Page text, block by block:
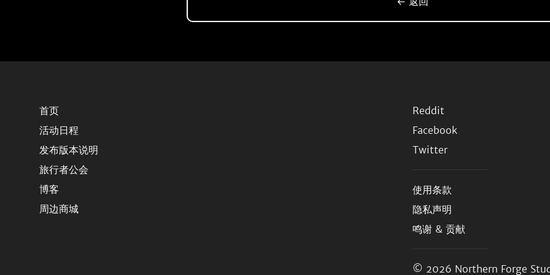
首页
活动日程
发布版本说明
旅行者公会
博客
周边商城
Reddit
Facebook
Twitter
使用条款
隐私声明
鸣谢 & 贡献
© 2026 Northern Forge